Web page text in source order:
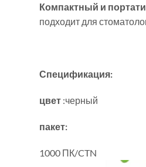
Компактный и
подходит для
Спецификация:
цвет :черный
пакет:
1000 ПК/CTN